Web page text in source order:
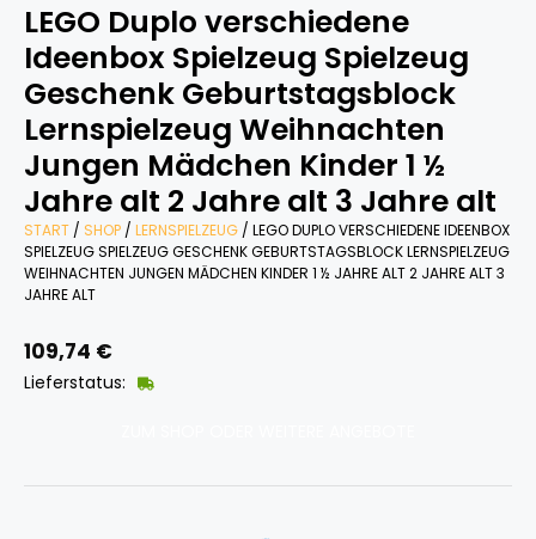
LEGO Duplo verschiedene
Ideenbox Spielzeug Spielzeug
Geschenk Geburtstagsblock
Lernspielzeug Weihnachten
Jungen Mädchen Kinder 1 ½
Jahre alt 2 Jahre alt 3 Jahre alt
START / SHOP / LERNSPIELZEUG / LEGO DUPLO VERSCHIEDENE IDEENBOX
SPIELZEUG SPIELZEUG GESCHENK GEBURTSTAGSBLOCK LERNSPIELZEUG
WEIHNACHTEN JUNGEN MÄDCHEN KINDER 1 ½ JAHRE ALT 2 JAHRE ALT 3
JAHRE ALT
109,74 €
Lieferstatus: